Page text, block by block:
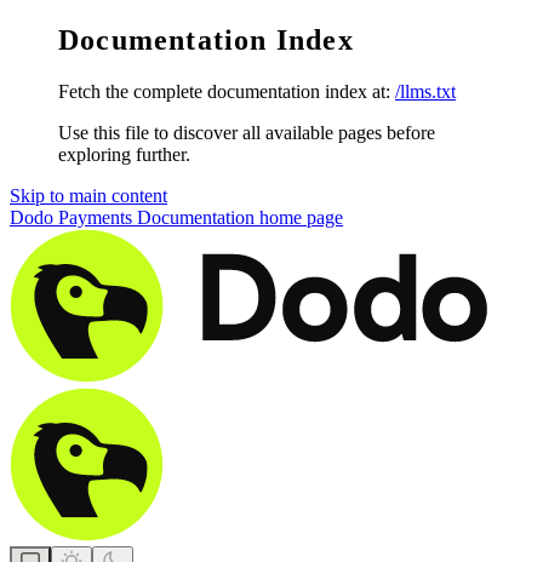
Documentation Index
Fetch the complete documentation index at: /llms.txt
Use this file to discover all available pages before
exploring further.
Skip to main content
Dodo Payments Documentation home page